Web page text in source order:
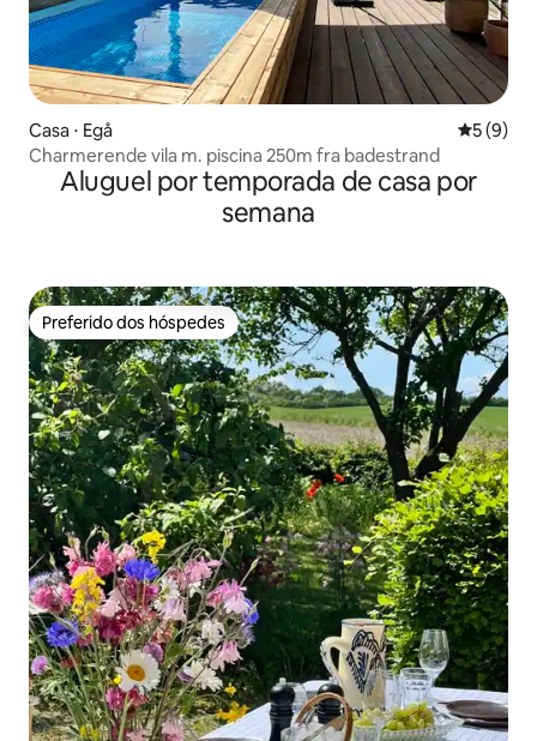
Casa ⋅ Egå 5 de
5 (9)
Charmerende vila m. piscina 250m fra badestrand
Aluguel por temporada de casa por
semana
Preferido dos hóspedes
Preferido dos hóspedes